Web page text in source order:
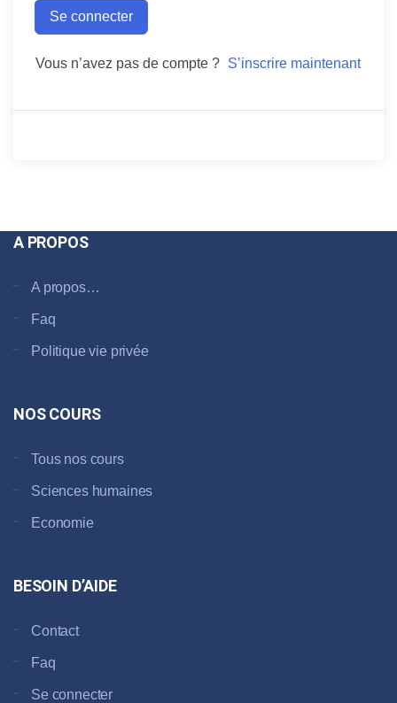
Se connecter
Vous n’avez pas de compte ? S’inscrire maintenant
A PROPOS
A propos…
Faq
Politique vie privée
NOS COURS
Tous nos cours
Sciences humaines
Economie
BESOIN D’AIDE
Contact
Faq
Se connecter